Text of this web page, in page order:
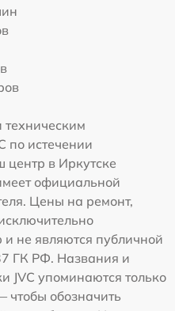
по истечении
центр в Иркутске
официальной
Цены на ремонт,
не являются публичной
ГК РФ. Названия и
JVC упоминаются только
обозначить